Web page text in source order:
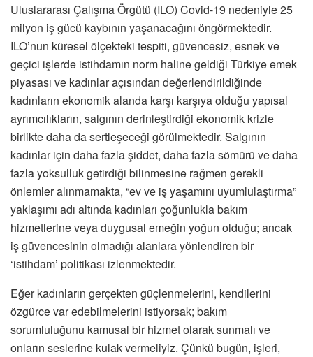
Uluslararası Çalışma Örgütü (ILO) Covid-19 nedeniyle 25
milyon iş gücü kaybının yaşanacağını öngörmektedir.
ILO’nun küresel ölçekteki tespiti, güvencesiz, esnek ve
geçici işlerde istihdamın norm haline geldiği Türkiye emek
piyasası ve kadınlar açısından değerlendirildiğinde
kadınların ekonomik alanda karşı karşıya olduğu yapısal
ayrımcılıkların, salgının derinleştirdiği ekonomik krizle
birlikte daha da sertleşeceği görülmektedir. Salgının
kadınlar için daha fazla şiddet, daha fazla sömürü ve daha
fazla yoksulluk getirdiği bilinmesine rağmen gerekli
önlemler alınmamakta, “ev ve iş yaşamını uyumlulaştırma”
yaklaşımı adı altında kadınları çoğunlukla bakım
hizmetlerine veya duygusal emeğin yoğun olduğu; ancak
iş güvencesinin olmadığı alanlara yönlendiren bir
‘istihdam’ politikası izlenmektedir.
Eğer kadınların gerçekten güçlenmelerini, kendilerini
özgürce var edebilmelerini istiyorsak; bakım
sorumluluğunu kamusal bir hizmet olarak sunmalı ve
onların seslerine kulak vermeliyiz. Çünkü bugün, işleri,